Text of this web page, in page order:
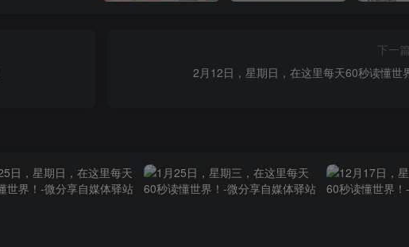
下一
2月12日，星期日，在这里每天60秒读懂世